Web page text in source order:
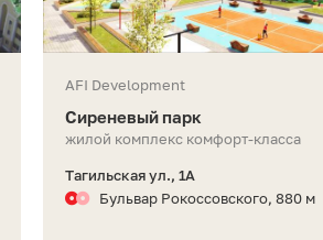
AFI Development
Сиреневый парк
жилой комплекс комфорт-класса
Тагильская ул., 1А
Бульвар Рокоссовского, 880 м